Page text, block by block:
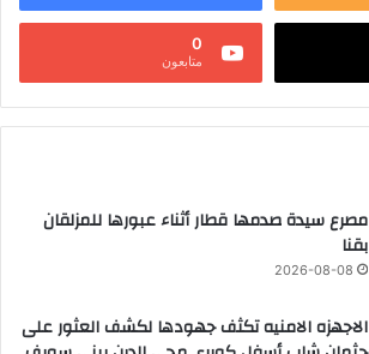
0
متابعون
مصرع سيدة صدمها قطار أثناء عبورها للمزلقان
بقنا
2026-08-08
الاجهزه الامنيه تكثف جهودها لكشف العثور على